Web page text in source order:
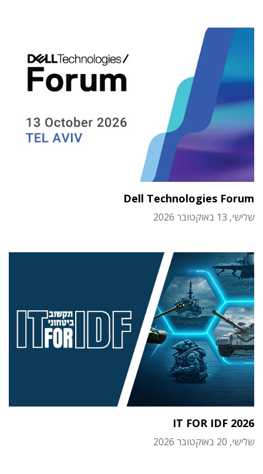
Dell Technologies Forum
שלישי, 13 באוקטובר 2026
IT FOR IDF 2026
שלישי, 20 באוקטובר 2026